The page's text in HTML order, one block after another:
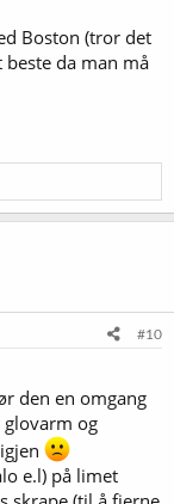
Boston (tror det
da man må
#10
den en omgang
glovarm og
e.l) på limet